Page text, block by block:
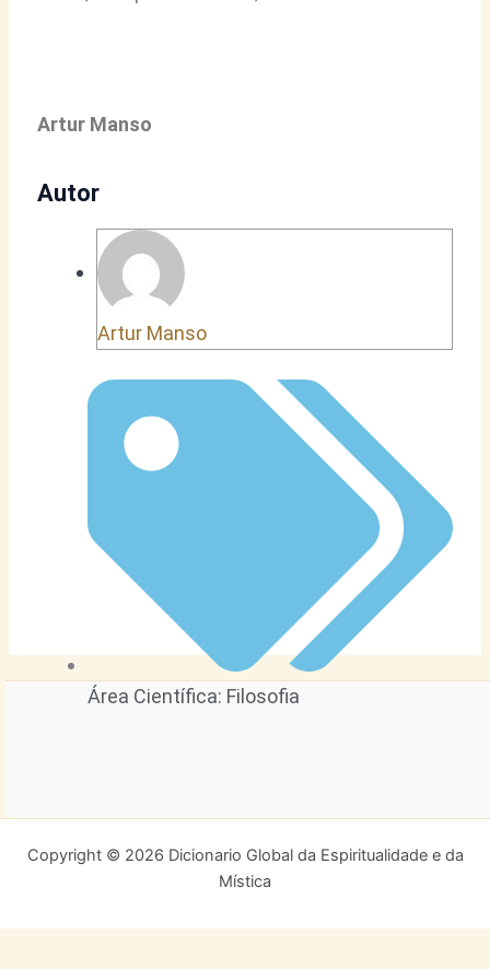
Artur Manso
Autor
Artur Manso
Área Científica: Filosofia
Copyright © 2026 Dicionario Global da Espiritualidade e da
Mística